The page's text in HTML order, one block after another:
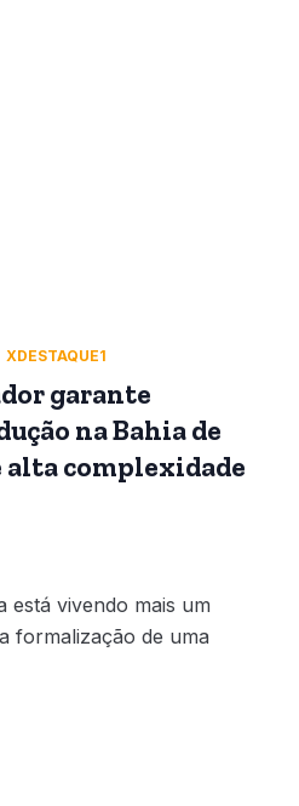
XDESTAQUE1
garante
na Bahia de
alta complexidade
está vivendo mais um
formalização de uma